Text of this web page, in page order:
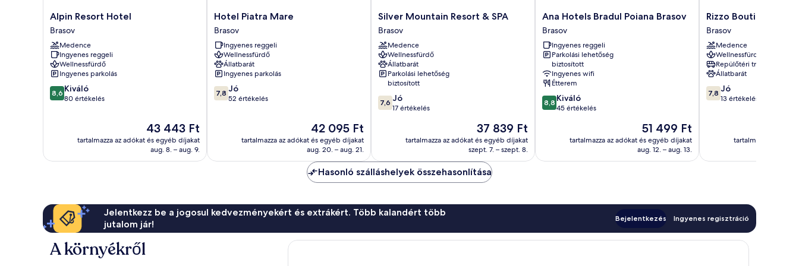
Alpin
Resort
Hotel
Brasov
Alpin Resort Hotel
Brasov
Medence
Ingyenes reggeli
Wellnessfürdő
Ingyenes parkolás
8.6
ennyiből:
értékelés
8,6 Kiváló
80 értékelés
Az
ár
43 443 Ft
43 443 Ft
tartalmazza az adókat és egyéb díjakat
aug. 8. – aug. 9.
Hotel
Piatra
Mare
Brasov
Hotel Piatra Mare
Brasov
Ingyenes reggeli
Wellnessfürdő
Állatbarát
Ingyenes parkolás
7.8
ennyiből:
értékelés
7,8 Jó
52 értékelés
Az
ár
42 095 Ft
42 095 Ft
tartalmazza az adókat és egyéb díjakat
aug. 20. – aug. 21.
Silver
Mountain
Resort
&
SPA
Brasov
Silver Mountain Resort & SPA
Brasov
Medence
Wellnessfürdő
Állatbarát
Parkolási lehetőség
biztosított
7.6
ennyiből:
7,6 Jó
17 értékelés
Az
ár
37 839 Ft
37 839 Ft
tartalmazza az adókat és egyéb díjakat
szept. 7. – szept. 8.
Ana
Hotels
Bradul
Poiana
Brasov
Brasov
Ana Hotels Bradul Poiana Brasov
Brasov
Ingyenes reggeli
Parkolási lehetőség
biztosított
Ingyenes wifi
Étterem
8.8
ennyiből:
8,8 Kiváló
45 értékelés
Az
ár
51 499 Ft
51 499 Ft
tartalmazza az adókat és egyéb díjakat
aug. 12. – aug. 13.
Rizzo
Boutique
Hotel
Brasov
Rizzo Boutique
Brasov
Medence
Wellnessfürdő
Repülőtéri transzfer
Állatbarát
7.8
ennyiből:
értékelés
7,8 Jó
13 értékelés
tartalmazza az
Hasonló szálláshelyek összehasonlítása
Jelentkezz be a jogosul kedvezményekért és extrákért. Több kalandért több
jutalom jár!
Bejelentkezés Ingyenes regisztráció
A környékről